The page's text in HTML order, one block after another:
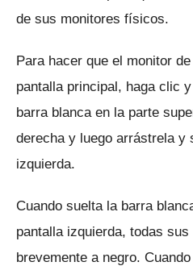
de sus monitores físicos.
Para hacer que el monitor
pantalla principal, haga clic
barra blanca en la parte
derecha y luego arrástrela y
izquierda.
Cuando suelta la barra
pantalla izquierda, todas
brevemente a negro.